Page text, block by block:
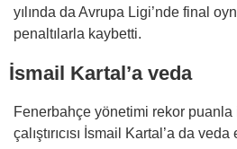
yılında da Avrupa Ligi’nde final
penaltılarla kaybetti.
İsmail Kartal’a veda
Fenerbahçe yönetimi rekor puanla
çalıştırıcısı İsmail Kartal’a da veda